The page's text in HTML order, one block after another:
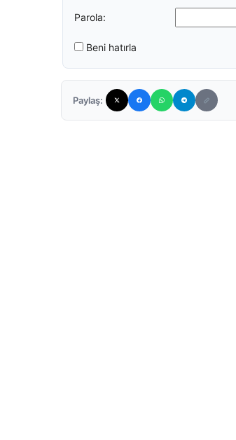
Parola:
Beni hatırla
Paylaş: